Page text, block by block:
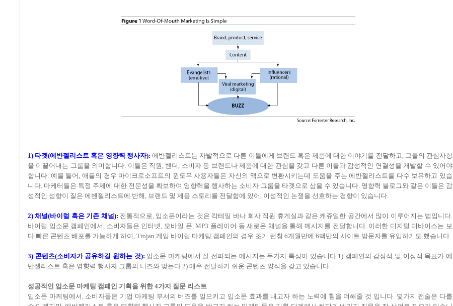
1) 타겟(에반젤리스트 혹은 영향력 행사자): 에반젤리스트는 자발적으로 다른 이들에게 브랜드 혹은 제품에 대한 이야기를 전달하고, 그들의 관심사항
을 이끌어내는 그룹을 의미합니다. 이들은 직원, 벤더, 소비자 등 브랜드나 제품에 대한 관심을 갖고 다른 이들과 감성적인 연결성을 개발할 수 있어야
합니다. 예를 들어, 애플의 경우 마이크로소프트의 윈도우 사용자들은 자신의 맥으로 변환시키는데 도움을 주는 에반젤리스트를 다수 보유하고 있습
니다. 마케터들은 특정 주제에 대한 전문성을 확보하여 영향력을 행사하는 소비자 그룹을 타겟으로 삼을 수 있습니다. 영향력 블로그와 같은 이들은 감
성적인 성향이 짙은 에벤젤리스트에 반해, 브랜드 및 제품 스토리를 전달함에 있어, 이성적인 논쟁을 선호하는 경향이 있습니다.
2) 채널(바이럴 혹은 기존 채널): 전통적으로, 입소문이라는 것은 칵테일 바나 회사 직원 휴게실과 같은 캐쥬얼한 공간에서 많이 이루어지는 법입니다.
바이럴 입소문 캠페인에서, 소비자들은 인터넷, 모바일 폰, MP3 플레이어 등 새로운 채널을 통해 메시지를 전달합니다. 이러한 디지털 디바이스는 보
다 빠른 콘텐츠 배포를 가능하게 하여, Trojan 게임 바이럴 마케팅 캠페인의 경우 초기 런칭 6개월만에 6백만의 사이트 방문자를 유입하기도 했습니다.
3) 콘텐츠(소비자가 공유하길 원하는 것): 입소문 마케팅에서 잘 전파되는 메시지는 두가지 특성이 있습니다 1) 캠페인의 감성적 및 이성적 목표가 에
반젤리스트 혹은 영향력 행사자 그룹의 니즈와 맞는다 2) 매우 전달하기 쉬운 콘텐츠 양식을 갖고 있습니다.
성공적인 입소문 마케팅 캠페인 기획을 위한 4가지 질문 리스트
입소문 마케팅에서, 소비자들은 기업 마케팅 부서의 버즈를 일으키고 입소문 효과를 내고자 하는 노력에 힘을 더해줄 것 입니다. 몇가지 전술은 다를